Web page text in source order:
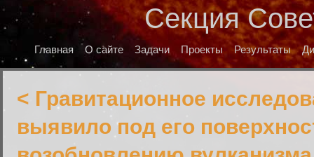
Секция
Главная О сайте Задачи Проекты Результаты
< Гравитационное
выявило под его